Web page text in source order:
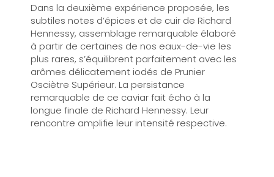
Dans la deuxième expérience proposée, les
subtiles notes d’épices et de cuir de Richard
Hennessy, assemblage remarquable élaboré
à partir de certaines de nos eaux-de-vie les
plus rares, s’équilibrent parfaitement avec les
arômes délicatement iodés de Prunier
Osciètre Supérieur. La persistance
remarquable de ce caviar fait écho à la
longue finale de Richard Hennessy. Leur
rencontre amplifie leur intensité respective.